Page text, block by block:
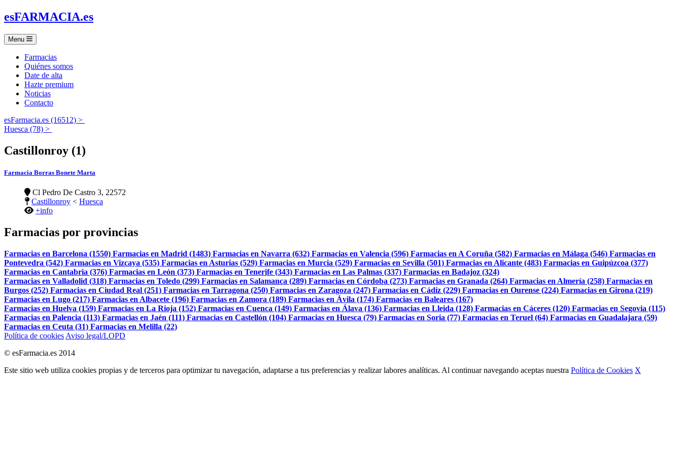
esFARMACIA.es
Menu
Farmacias
Quiénes somos
Date de alta
Hazte premium
Noticias
Contacto
esFarmacia.es (16512) >
Huesca (78) >
Castillonroy (1)
Farmacia Borras Bonete Marta
Cl Pedro De Castro 3, 22572
Castillonroy < Huesca
+info
Farmacias por provincias
Farmacias en Barcelona (1550) Farmacias en Madrid (1483) Farmacias en Navarra (632) Farmacias en Valencia (596) Farmacias en A Coruña (582) Farmacias en Málaga (546) Farmacias en
Pontevedra (542) Farmacias en Vizcaya (535) Farmacias en Asturias (529) Farmacias en Murcia (529) Farmacias en Sevilla (501) Farmacias en Alicante (483) Farmacias en Guipúzcoa (377)
Farmacias en Cantabria (376) Farmacias en León (373) Farmacias en Tenerife (343) Farmacias en Las Palmas (337) Farmacias en Badajoz (324)
Farmacias en Valladolid (318) Farmacias en Toledo (299) Farmacias en Salamanca (289) Farmacias en Córdoba (273) Farmacias en Granada (264) Farmacias en Almería (258) Farmacias en
Burgos (252) Farmacias en Ciudad Real (251) Farmacias en Tarragona (250) Farmacias en Zaragoza (247) Farmacias en Cádiz (229) Farmacias en Ourense (224) Farmacias en Girona (219)
Farmacias en Lugo (217) Farmacias en Albacete (196) Farmacias en Zamora (189) Farmacias en Ávila (174) Farmacias en Baleares (167)
Farmacias en Huelva (159) Farmacias en La Rioja (152) Farmacias en Cuenca (149) Farmacias en Álava (136) Farmacias en Lleida (128) Farmacias en Cáceres (120) Farmacias en Segovia (115)
Farmacias en Palencia (113) Farmacias en Jaén (111) Farmacias en Castellón (104) Farmacias en Huesca (79) Farmacias en Soria (77) Farmacias en Teruel (64) Farmacias en Guadalajara (59)
Farmacias en Ceuta (31) Farmacias en Melilla (22)
Política de cookies Aviso legal/LOPD
© esFarmacia.es 2014
Este sitio web utiliza cookies propias y de terceros para optimizar tu navegación, adaptarse a tus preferencias y realizar labores analíticas. Al continuar navegando aceptas nuestra Política de Cookies X